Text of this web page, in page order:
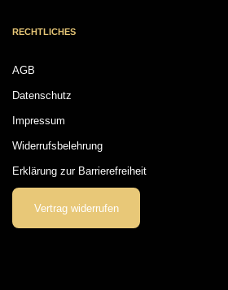
RECHTLICHES
AGB
Datenschutz
Impressum
Widerrufsbelehrung
Erklärung zur Barrierefreiheit
Vertrag widerrufen